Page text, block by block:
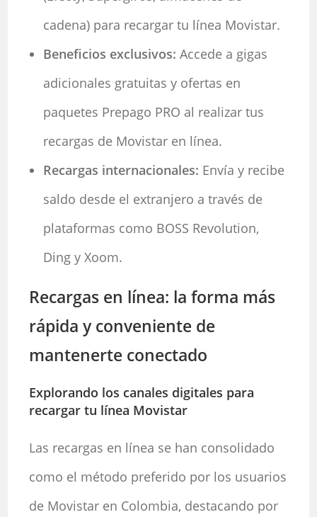
cadena) para recargar tu línea Movistar.
Beneficios exclusivos: Accede a gigas
adicionales gratuitas y ofertas en
paquetes Prepago PRO al realizar tus
recargas de Movistar en línea.
Recargas internacionales: Envía y recibe
saldo desde el extranjero a través de
plataformas como BOSS Revolution,
Ding y Xoom.
Recargas en línea: la forma más
rápida y conveniente de
mantenerte conectado
Explorando los canales digitales para
recargar tu línea Movistar
Las recargas en línea se han consolidado
como el método preferido por los usuarios
de Movistar en Colombia, destacando por